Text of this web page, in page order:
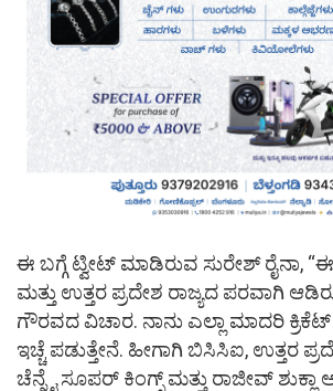
ಈ ಬಗ್ಗೆ ಟ್ವೀಟ್ ಮಾಡಿರುವ ಸುರೇಶ್ ರೈನಾ,
ಮತ್ತು ಉತ್ತರ ಪ್ರದೇಶ ರಾಜ್ಯದ ಪರವಾಗಿ
ಗೌರವದ ವಿಚಾರ. ನಾನು ಎಲ್ಲಾ ಮಾದರಿ
ಇಚ್ಚೆ ಪಡುತ್ತೇನೆ. ಹೀಗಾಗಿ ಬಿಸಿಸಿಐ, ಉತ್ತರ
ಚೆನ್ನೈ ಸೂಪರ್ ಕಿಂಗ್ಸ್ ಮತ್ತು ರಾಜೀವ್